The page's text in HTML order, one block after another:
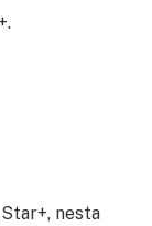
nesta